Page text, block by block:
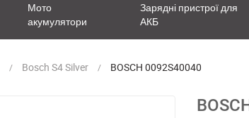
Мото
акумулятори
Зарядні пристрої для
АКБ
Bosch S4 Silver BOSCH 0092S40040